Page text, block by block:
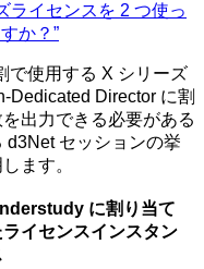
ライセンスを 2 つ使っ
か？”
で使用する X シリーズ
Dedicated Director に割
出力できる必要がある
d3Net セッションの挙
ます。
に割り当て
ライセンスインスタン